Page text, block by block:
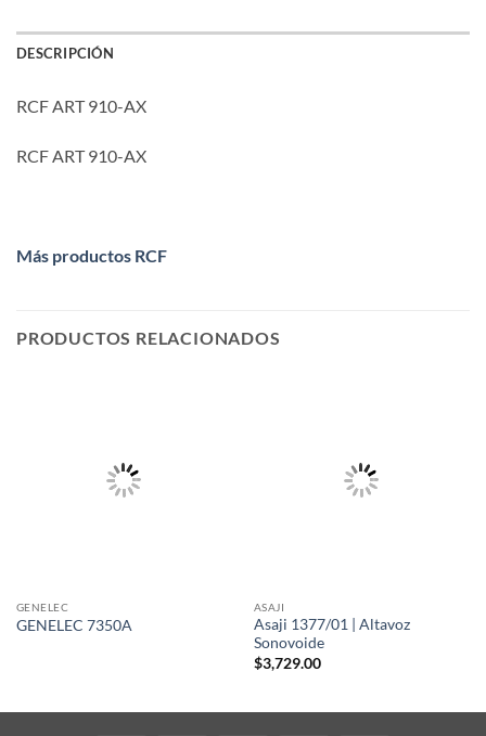
DESCRIPCIÓN
RCF ART 910-AX
RCF ART 910-AX
Más productos RCF
PRODUCTOS RELACIONADOS
GENELEC
GENELEC 7350A
ASAJI
Asaji 1377/01 | Altavoz
Sonovoide
$3,729.00